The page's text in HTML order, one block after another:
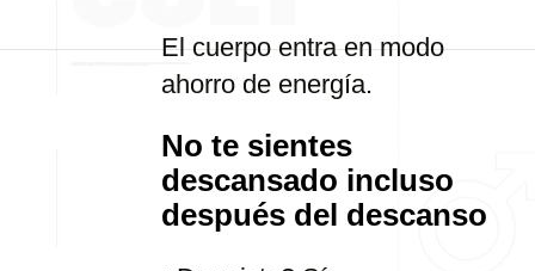
El cuerpo entra en modo
ahorro de energía.
No te sientes
descansado incluso
después del descanso